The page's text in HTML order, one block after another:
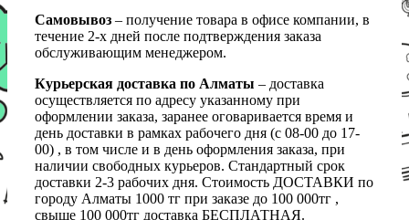
Самовывоз – получение товара в офисе компании, в
течение 2-х дней после подтверждения заказа
обслуживающим менеджером.
Курьерская доставка по Алматы – доставка
осуществляется по адресу указанному при
оформлении заказа, заранее оговаривается время и
день доставки в рамках рабочего дня (с 08-00 до 17-
00) , в том числе и в день оформления заказа, при
наличии свободных курьеров. Стандартный срок
доставки 2-3 рабочих дня. Стоимость ДОСТАВКИ по
городу Алматы 1000 тг при заказе до 100 000тг ,
свыше 100 000тг доставка БЕСПЛАТНАЯ.